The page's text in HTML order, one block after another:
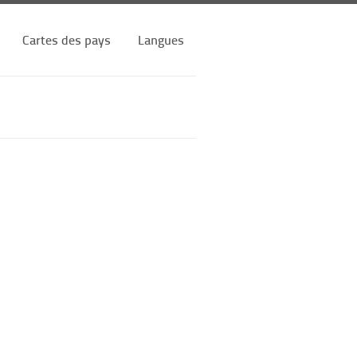
Cartes des pays Langues